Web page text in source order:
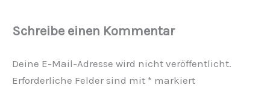
Schreibe einen Kommentar
Deine E-Mail-Adresse wird nicht veröffentlicht.
Erforderliche Felder sind mit * markiert